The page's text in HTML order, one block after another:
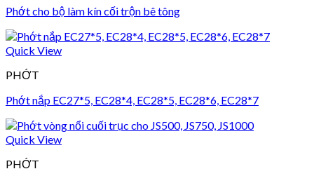
Phớt cho bộ làm kín cối trộn bê tông
Quick View
PHỚT
Phớt nắp EC27*5, EC28*4, EC28*5, EC28*6, EC28*7
Quick View
PHỚT